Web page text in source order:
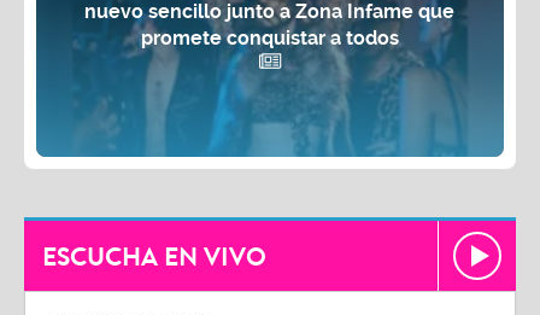
nuevo sencillo junto a Zona Infame que
promete conquistar a todos
ESCUCHA EN VIVO